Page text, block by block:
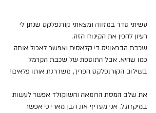
עשיתי סדר במזווה ומצאתי קורנפלקס שנתן לי
רעיון להכין את הקינוח הזה.
שכבת הבראוניס די קלאסית ואפשר לאכול אותה
כמו שהיא. אבל התוספת של שכבת הקרמל
בשילוב הקורנפלקס הפריך, משדרגת אותו פלאים!
את שלב המסת החמאה והשוקולד אפשר לעשות
במיקרוגל. אני מעדיף את הבן מארי כי אפשר